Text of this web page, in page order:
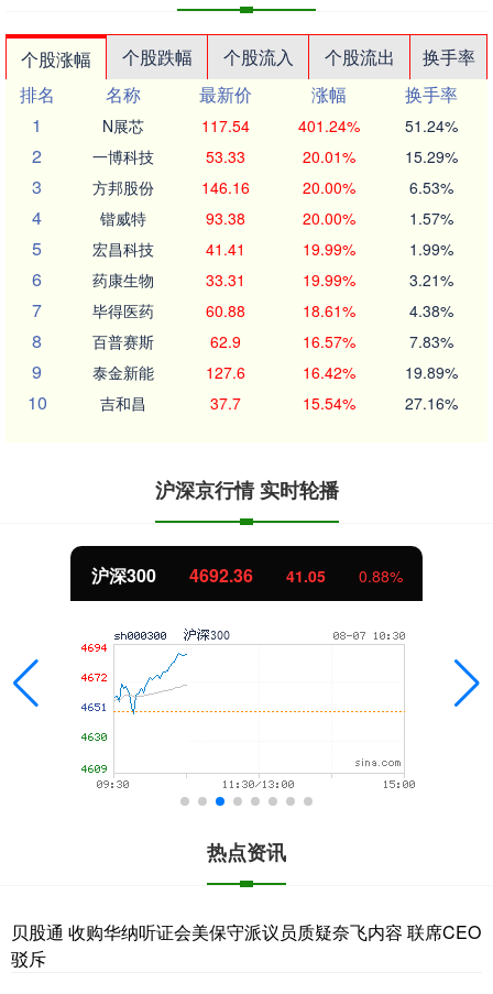
个股涨幅 个股跌幅 个股流入 个股流出
换手率
排名
名称 最新价 涨幅
换手率
1
N展芯 117.54 401.24% 51.24%
2 一博科技 53.33 20.01% 15.29%
3 方邦股份 146.16 20.00% 6.53%
4 锴威特 93.38 20.00% 1.57%
5 宏昌科技 41.41 19.99% 1.99%
6 药康生物 33.31 19.99% 3.21%
7 毕得医药 60.88 18.61% 4.38%
8 百普赛斯 62.9 16.57% 7.83%
9 泰金新能 127.6 16.42% 19.89%
10 吉和昌 37.7 15.54% 27.16%
沪深京行情 实时轮播
沪深300 4692.36 41.05 0.88%
热点资讯
贝股通 收购华纳听证会美保守派议员质疑奈飞内容 联席CEO
驳斥